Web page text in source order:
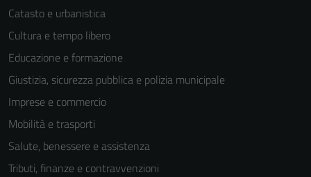
Catasto e urbanistica
Cultura e tempo libero
Educazione e formazione
Giustizia, sicurezza pubblica e polizia municipale
Imprese e commercio
Mobilità e trasporti
Salute, benessere e assistenza
Tributi, finanze e contravvenzioni
Tecnici